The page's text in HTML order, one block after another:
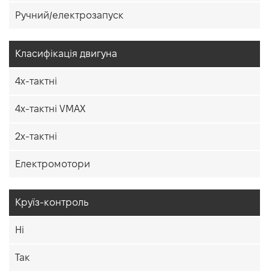
Ручний/електрозапуск
Класифікація двигуна
4х-тактні
4х-тактні VMAX
2х-тактні
Електромотори
Круїз-контроль
Ні
Так